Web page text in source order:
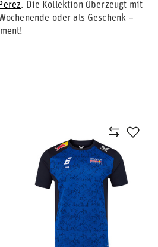
. Die Kollektion überzeugt mit
oder als Geschenk –